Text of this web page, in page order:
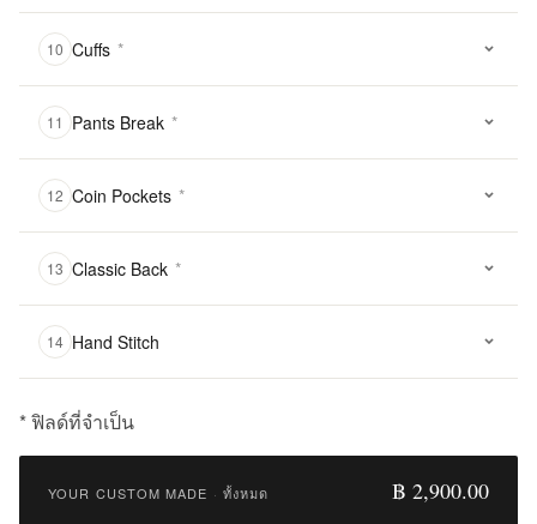
10 Cuffs *
11 Pants Break *
12 Coin Pockets *
13 Classic Back *
14 Hand Stitch
* ฟิลด์ที่จำเป็น
฿
Qty:
YOUR CUSTOM MADE · ทั้งหมด ฿ 2,900.00